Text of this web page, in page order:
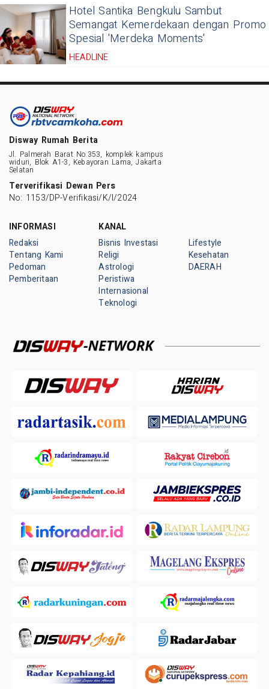
Hotel Santika Bengkulu Sambut
Semangat Kemerdekaan dengan Promo
Spesial 'Merdeka Moments'
HEADLINE
Disway Rumah Berita
Jl. Palmerah Barat No.353, komplek kampus
widuri, Blok A1-3, Kebayoran Lama, Jakarta
Selatan
Terverifikasi Dewan Pers
No: 1153/DP-Verifikasi/K/I/2024
INFORMASI
Redaksi
Tentang Kami
Pedoman
Pemberitaan
KANAL
Bisnis Investasi
Religi
Astrologi
Peristiwa
Internasional
Teknologi
Lifestyle
Kesehatan
DAERAH